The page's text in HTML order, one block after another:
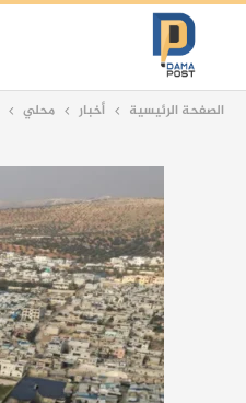
الصفحة الرئيسية أخبار محلي